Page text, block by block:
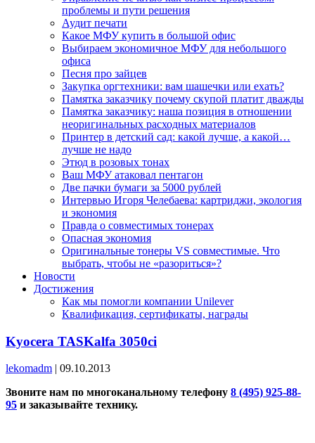
проблемы и пути решения
Аудит печати
Какое МФУ купить в большой офис
Выбираем экономичное МФУ для небольшого
офиса
Песня про зайцев
Закупка оргтехники: вам шашечки или ехать?
Памятка заказчику почему скупой платит дважды
Памятка заказчику: наша позиция в отношении
неоригинальных расходных материалов
Принтер в детский сад: какой лучше, а какой…
лучше не надо
Этюд в розовых тонах
Ваш МФУ атаковал пентагон
Две пачки бумаги за 5000 рублей
Интервью Игоря Челебаева: картриджи, экология
и экономия
Правда о совместимых тонерах
Опасная экономия
Оригинальные тонеры VS совместимые. Что
выбрать, чтобы не «разориться»?
Новости
Достижения
Как мы помогли компании Unilever
Квалификация, сертификаты, награды
Kyocera TASKalfa 3050ci
lekomadm | 09.10.2013
Звоните нам по многоканальному телефону 8 (495) 925-88-
95 и заказывайте технику.